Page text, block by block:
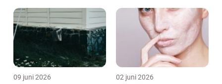
09 juni 2026 02 juni 2026